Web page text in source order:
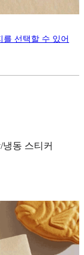
선택할 수 있어
동 스티커